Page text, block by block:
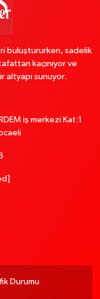
buluştururken, sadelik
kaçınıyor ve
altyapı sunuyor.
iş merkezi Kat:1
Durumu